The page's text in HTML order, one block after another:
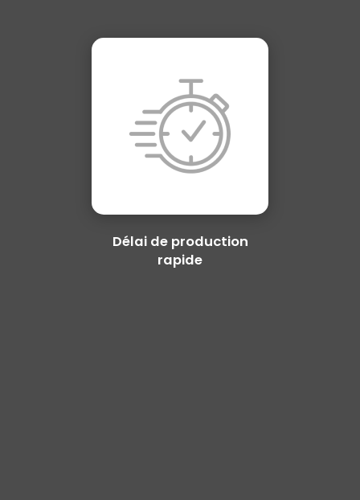
Délai de production
rapide